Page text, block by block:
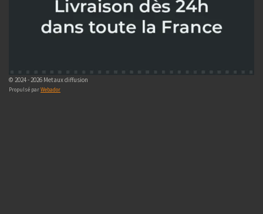
© 2024 - 2026 Metaux diffusion
Propulsé parWebador